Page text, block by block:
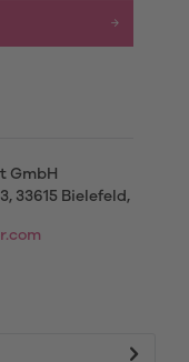
GmbH
33615 Bielefeld,